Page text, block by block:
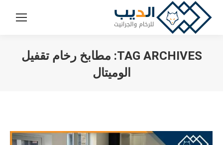
TAG ARCHIVES: مطابخ رخام تقفيل
الوميتال